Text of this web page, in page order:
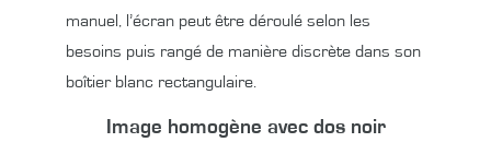
manuel, l’écran peut être déroulé selon les
besoins puis rangé de manière discrète dans son
boîtier blanc rectangulaire.
Image homogène avec dos noir